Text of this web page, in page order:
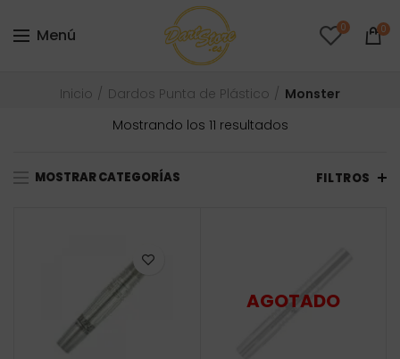
Menú 0 0
Inicio Dardos Punta de Plástico
Monster
Mostrando los 11 resultadosOrdenado
MOSTRAR CATEGORÍAS FILTROS